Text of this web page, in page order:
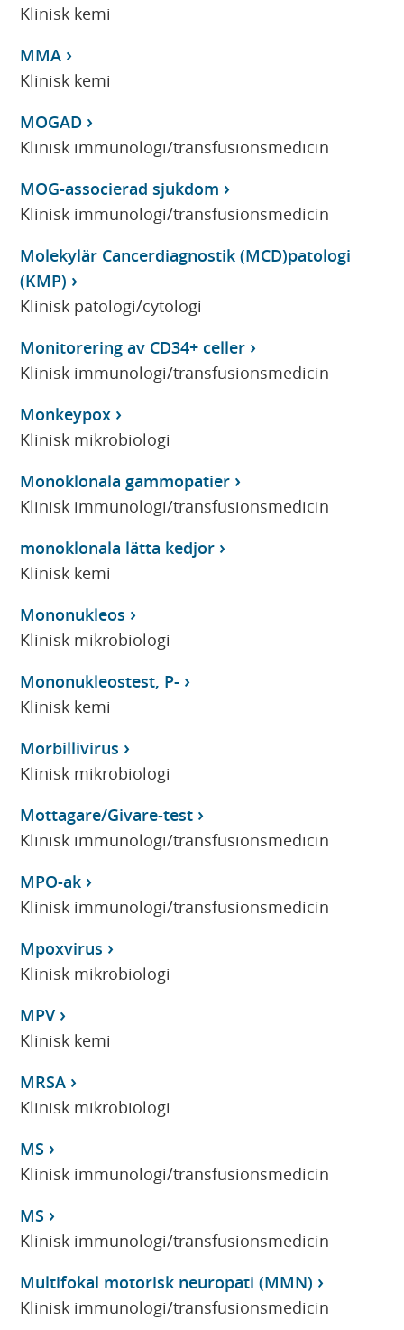
Klinisk kemi
MMA
Klinisk kemi
MOGAD
Klinisk immunologi/transfusionsmedicin
MOG-associerad sjukdom
Klinisk immunologi/transfusionsmedicin
Molekylär Cancerdiagnostik (MCD)patologi
(KMP)
Klinisk patologi/cytologi
Monitorering av CD34+ celler
Klinisk immunologi/transfusionsmedicin
Monkeypox
Klinisk mikrobiologi
Monoklonala gammopatier
Klinisk immunologi/transfusionsmedicin
monoklonala lätta kedjor
Klinisk kemi
Mononukleos
Klinisk mikrobiologi
Mononukleostest, P-
Klinisk kemi
Morbillivirus
Klinisk mikrobiologi
Mottagare/Givare-test
Klinisk immunologi/transfusionsmedicin
MPO-ak
Klinisk immunologi/transfusionsmedicin
Mpoxvirus
Klinisk mikrobiologi
MPV
Klinisk kemi
MRSA
Klinisk mikrobiologi
MS
Klinisk immunologi/transfusionsmedicin
MS
Klinisk immunologi/transfusionsmedicin
Multifokal motorisk neuropati (MMN)
Klinisk immunologi/transfusionsmedicin